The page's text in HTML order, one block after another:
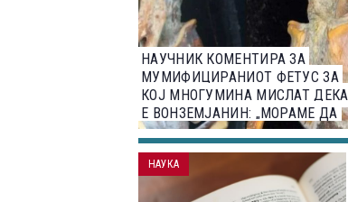
НАУЧНИК КОМЕНТИРА ЗА
МУМИФИЦИРАНИОТ ФЕТУС ЗА
КОЈ МНОГУМИНА МИСЛАТ ДЕКА
Е ВОНЗЕМЈАНИН: „МОРАМЕ ДА
БИДЕМЕ ВНИМАТЕЛНИ“
НАУКА